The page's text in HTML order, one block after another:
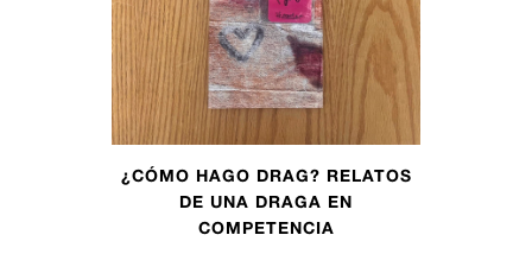
¿CÓMO HAGO DRAG? RELATOS
DE UNA DRAGA EN
COMPETENCIA